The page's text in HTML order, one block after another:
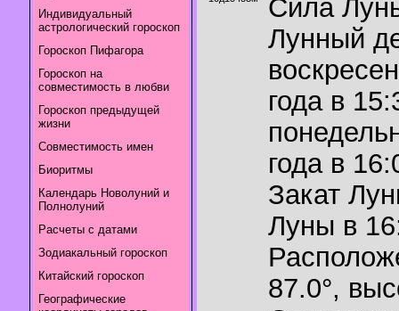
Индивидуальный
астрологический гороскоп
Гороскоп Пифагора
Гороскоп на
совместимость в любви
Гороскоп предыдущей
жизни
Совместимость имен
Биоритмы
Календарь Новолуний и
Полнолуний
Расчеты с датами
Зодиакальный гороскоп
Китайский гороскоп
Географические
Сила
Лунный
года в
года в
Закат
Луны в
87.0°,